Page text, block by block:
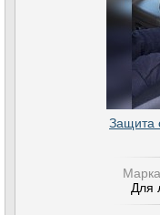
Защита
Для